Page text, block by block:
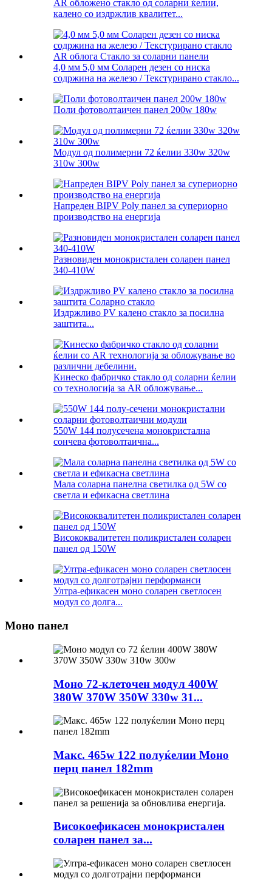
AR обложено стакло од соларни ќелии,
калено со издржлив квалитет...
4,0 мм 5,0 мм Соларен дезен со ниска
содржина на железо / Текстурирано стакло...
Поли фотоволтаичен панел 200w 180w
Модул од полимерни 72 ќелии 330w 320w
310w 300w
Напреден BIPV Poly панел за супериорно
производство на енергија
Разновиден монокристален соларен панел
340-410W
Издржливо PV калено стакло за посилна
заштита...
Кинеско фабричко стакло од соларни ќелии
со технологија за AR обложување...
550W 144 полусечена монокристална
сончева фотоволтаична...
Мала соларна панелна светилка од 5W со
светла и ефикасна светлина
Висококвалитетен поликристален соларен
панел од 150W
Ултра-ефикасен моно соларен светлосен
модул со долга...
Моно панел
Моно 72-клеточен модул 400W
380W 370W 350W 330w 31...
Макс. 465w 122 полуќелии Моно
перц панел 182mm
Високоефикасен монокристален
соларен панел за...